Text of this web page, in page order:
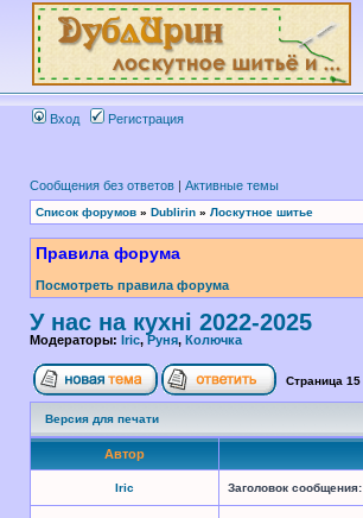
Вход Регистрация
Сообщения без ответов | Активные темы
Список форумов » Dublirin » Лоскутное шитье
Правила форума
Посмотреть правила форума
У нас на кухні 2022-2025
Модераторы: Iric,Руня, Колючка
Страница 15
Версия для печати
Автор
Iric Заголовок сообщения: